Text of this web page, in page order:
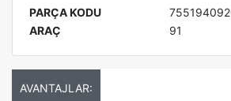
PARÇA KODU
ARAÇ
91
AVANTAJLAR: